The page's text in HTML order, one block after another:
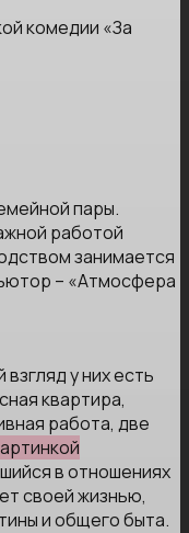
комедии «За
пары.
работой
занимается
– «Атмосфера
у них есть
квартира,
работа, две
в отношениях
своей жизнью,
и общего быта.